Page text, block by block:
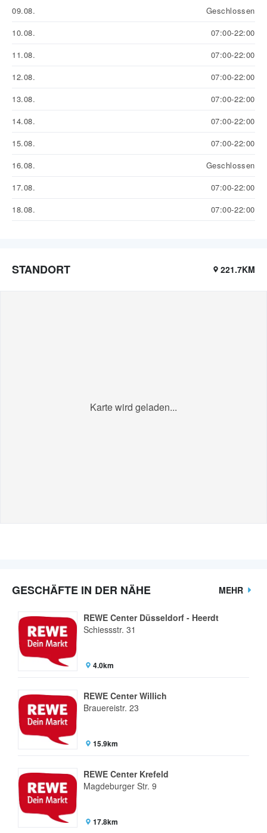
09.08.
Geschlossen
10.08.
07:00-22:00
11.08.
07:00-22:00
12.08.
07:00-22:00
13.08.
07:00-22:00
14.08.
07:00-22:00
15.08.
07:00-22:00
16.08.
Geschlossen
17.08.
07:00-22:00
18.08.
07:00-22:00
STANDORT 221.7KM
Karte wird geladen...
GESCHÄFTE IN DER NÄHE MEHR
REWE Center Düsseldorf - Heerdt
Schiessstr. 31
4.0km
REWE Center Willich
Brauereistr. 23
15.9km
REWE Center Krefeld
Magdeburger Str. 9
17.8km